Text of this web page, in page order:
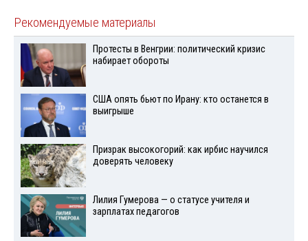
Рекомендуемые материалы
Протесты в Венгрии: политический кризис
набирает обороты
США опять бьют по Ирану: кто останется в
выигрыше
Призрак высокогорий: как ирбис научился
доверять человеку
Лилия Гумерова — о статусе учителя и
зарплатах педагогов